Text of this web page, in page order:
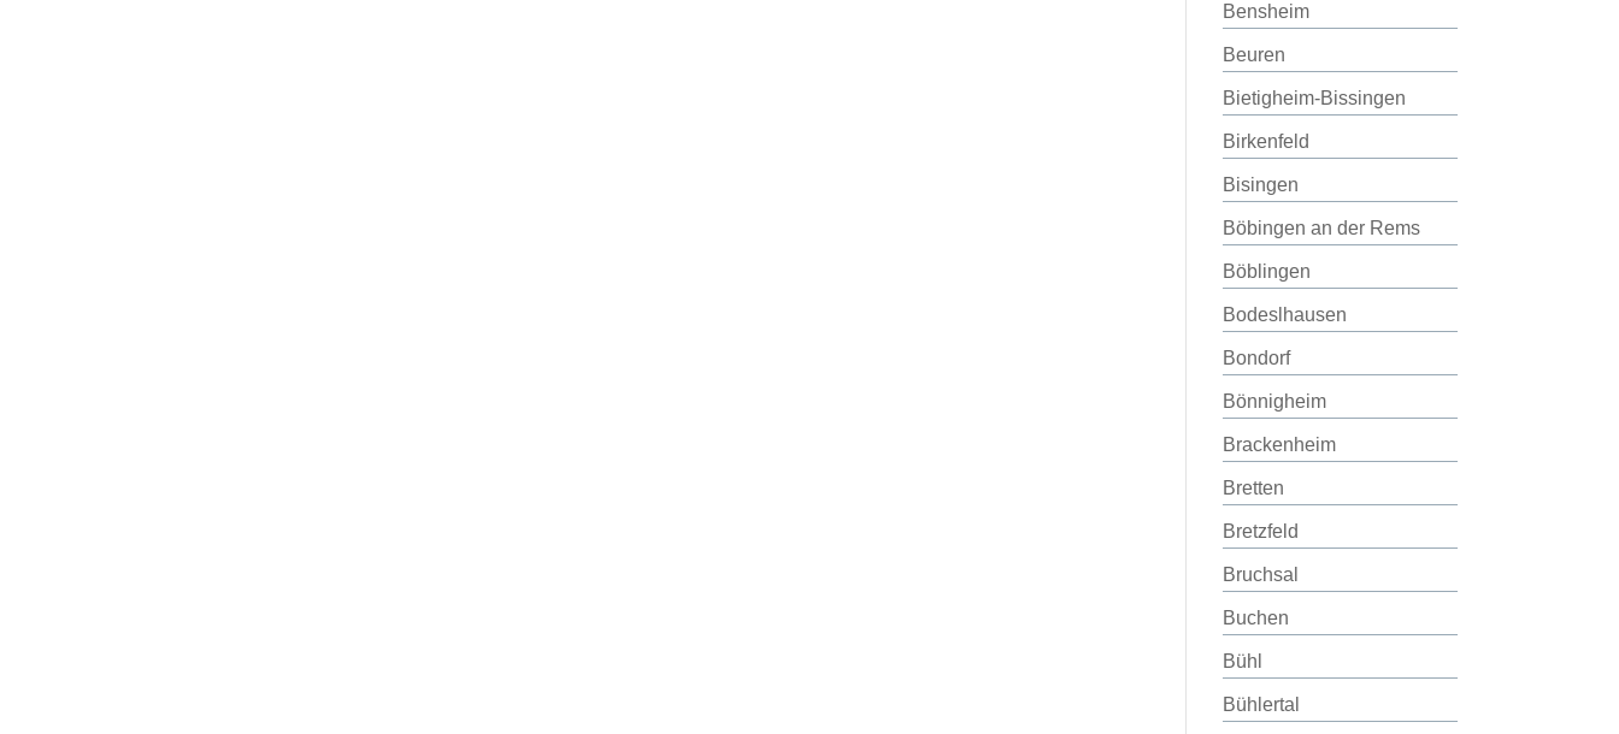
Bensheim
Beuren
Bietigheim-Bissingen
Birkenfeld
Bisingen
Böbingen an der Rems
Böblingen
Bodeslhausen
Bondorf
Bönnigheim
Brackenheim
Bretten
Bretzfeld
Bruchsal
Buchen
Bühl
Bühlertal